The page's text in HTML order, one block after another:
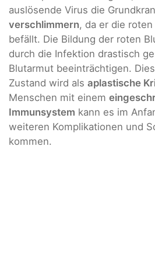
auslösende Virus die
verschlimmern, da er die
befällt. Die Bildung der roten
durch die Infektion drastisch
Blutarmut beeinträchtigen.
Zustand wird als aplastische
Menschen mit einem
Immunsystem kann es im
weiteren Komplikationen und
kommen.